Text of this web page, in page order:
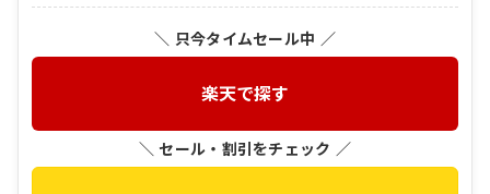
＼ 只今タイムセール中 ／
楽天で探す
＼ セール・割引をチェック ／